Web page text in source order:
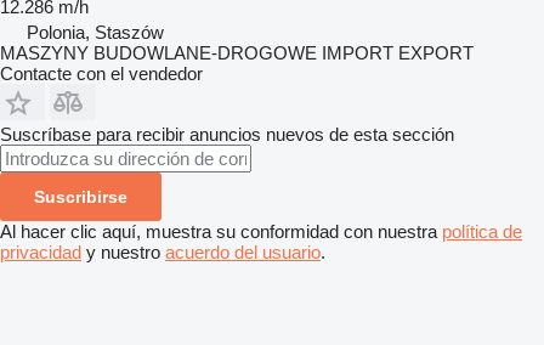
12.286 m/h
Polonia, Staszów
MASZYNY BUDOWLANE-DROGOWE IMPORT EXPORT
Contacte con el vendedor
Suscríbase para recibir anuncios nuevos de esta sección
Suscribirse
Al hacer clic aquí, muestra su conformidad con nuestra política de
privacidad y nuestro acuerdo del usuario.